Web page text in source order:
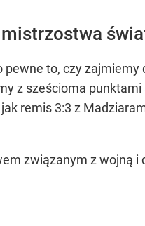
to, czy
z sześcioma
remis 3:3 z
związanym z wojną i